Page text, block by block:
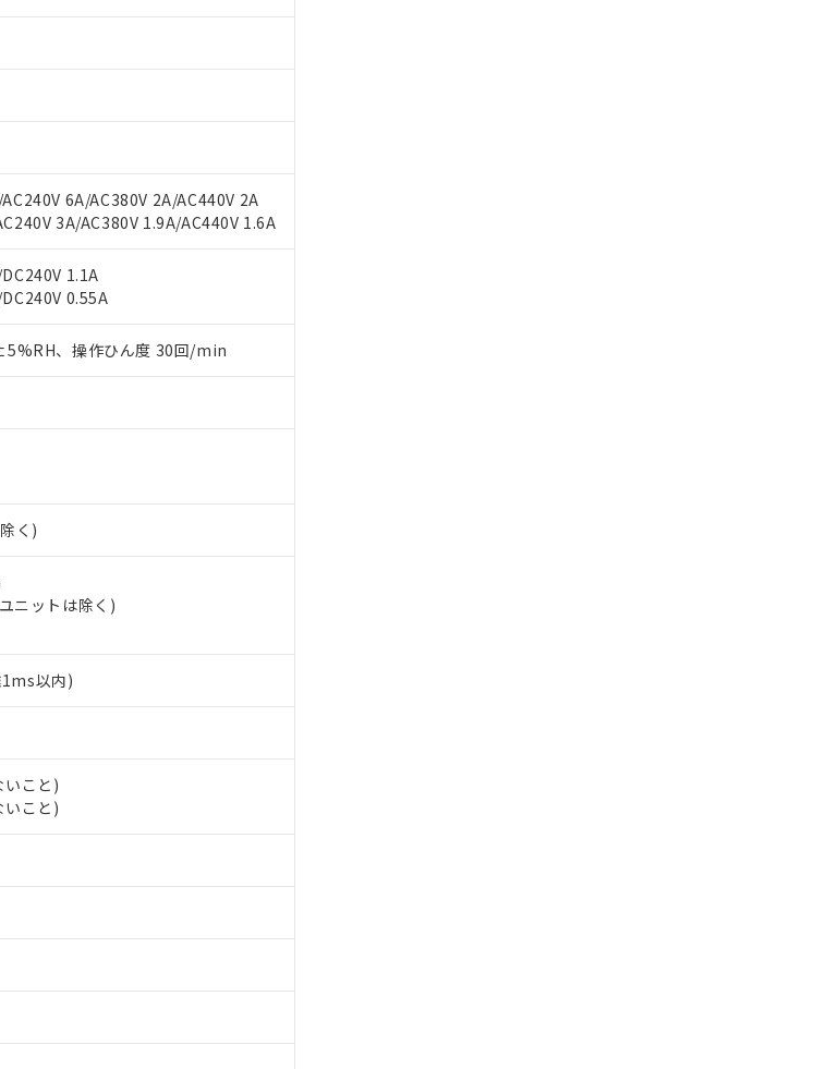
6A/AC380V 2A/AC440V 2A
3A/AC380V 1.9A/AC440V 1.6A
1.1A
0.55A
、操作ひん度 30回/min
く)
ニットは除く)
以内)
こと)
こと)
ご利用ください。
記載している更新日時点での社内データに基づき作成されるも
様のお取引先、またはお客様担当のオムロン制御機器販売店・
点は「 販売ネットワーク
」をご確認ください。
ビス）をご利用いただくには、I-Webメンバーズにご登録され
登録された部品リストについて、当社および当社の共同利用者
客様との取引・商談に必要な範囲で利用することをご了承くだ
ミウム(Cd) 100ppm以下、
1000ppm以下
図的な使用がないことを確認しています。
ができます。
もので、過去に遡って非含有を証明するものではありません。
物質の対応では、対応完了までの期間は出荷製品に未対応品が
ておりました。
ていることから、特段のことがない限り、2022年1月12日よ
基準値以下であることを示します。
基準値を超えていることを示します。
い合わせください。
ニル類) : 1000ppm、 PBDEs(ポリ臭化ジフェニルエーテル類) : 1000ppm、
値以下であることを示します。
質が外部に漏えいし、環境に深刻な影響を及ぼさない年数を意
い合わせください。
合は、日本国政府の輸出許可(または役務取引許可)を取得する
全に破砕するなど、違法に輸出されないよう必要な手段を講じ
、化学兵器、生物兵器またはその他武器並びにこれらの製造装
場合は、上記1、2および3の内容を当該第三者に通知します。
る関係者が違法に輸出するおそれがある場合は、取り引きをい
キャンセル
ては、お客様のお取引先、またはお客様担当のオムロン制御
認ください)
報を公開していない機種